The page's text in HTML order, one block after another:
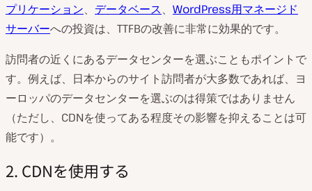
プリケーション、 データベース、 WordPress用マネージド
サーバーへの投資は、TTFBの改善に非常に効果的です。
訪問者の近くにあるデータセンターを選ぶこともポイントで
す。例えば、日本からのサイト訪問者が大多数であれば、ヨ
ーロッパのデータセンターを選ぶのは得策ではありません
（ただし、CDNを使ってある程度その影響を抑えることは可
能です）。
2. CDNを使用する